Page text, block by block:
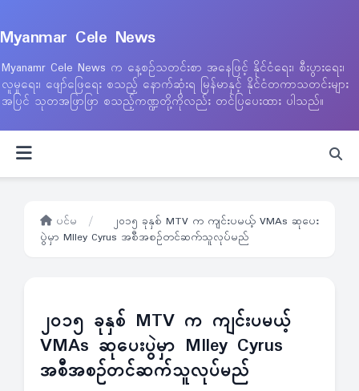
Myanmar Cele News
Myanamr Cele News က နေ့စဉ်သတင်းစာ အနေဖြင့် နိုင်ငံရေး၊ စီးပွားရေး၊
လူမှုရေး၊ ဖျော်ဖြေရေး စသည့် နောက်ဆုံးရ မြန်မာနှင့် နိုင်ငံတကာသတင်းများ
အပြင် သုတအဖြာဖြာ စသည့်ကဏ္ဍတို့ကိုလည်း တင်ပြပေးထား ပါသည်။
ပင်မ /
၂၀၁၅ ခုနှစ် MTV က ကျင်းပမယ့် VMAs ဆုပေး
ပွဲမှာ MIley Cyrus အစီအစဉ်တင်ဆက်သူလုပ်မည်
၂၀၁၅ ခုနှစ် MTV က ကျင်းပမယ့်
VMAs ဆုပေးပွဲမှာ MIley Cyrus
အစီအစဉ်တင်ဆက်သူလုပ်မည်